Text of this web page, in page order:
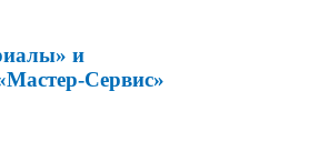
и
Сервис»